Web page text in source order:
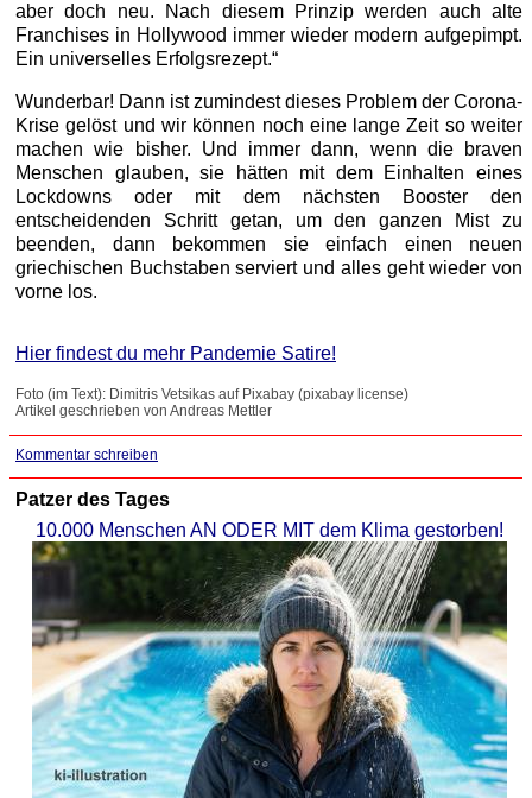
aber doch neu. Nach diesem Prinzip werden auch alte
Franchises in Hollywood immer wieder modern aufgepimpt.
Ein universelles Erfolgsrezept.“
Wunderbar! Dann ist zumindest dieses Problem der Corona-
Krise gelöst und wir können noch eine lange Zeit so weiter
machen wie bisher. Und immer dann, wenn die braven
Menschen glauben, sie hätten mit dem Einhalten eines
Lockdowns oder mit dem nächsten Booster den
entscheidenden Schritt getan, um den ganzen Mist zu
beenden, dann bekommen sie einfach einen neuen
griechischen Buchstaben serviert und alles geht wieder von
vorne los.
Hier findest du mehr Pandemie Satire!
Foto (im Text): Dimitris Vetsikas auf Pixabay (pixabay license)
Artikel geschrieben von Andreas Mettler
Kommentar schreiben
Patzer des Tages
10.000 Menschen AN ODER MIT dem Klima gestorben!